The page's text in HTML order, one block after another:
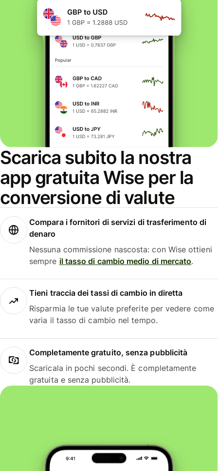
Scarica subito la nostra
app gratuita Wise per la
conversione di valute
Compara i fornitori di servizi di trasferimento di
denaro
Nessuna commissione nascosta: con Wise ottieni
sempre il tasso di cambio medio di mercato.
Tieni traccia dei tassi di cambio in diretta
Risparmia le tue valute preferite per vedere come
varia il tasso di cambio nel tempo.
Completamente gratuito, senza pubblicità
Scaricala in pochi secondi. È completamente
gratuita e senza pubblicità.